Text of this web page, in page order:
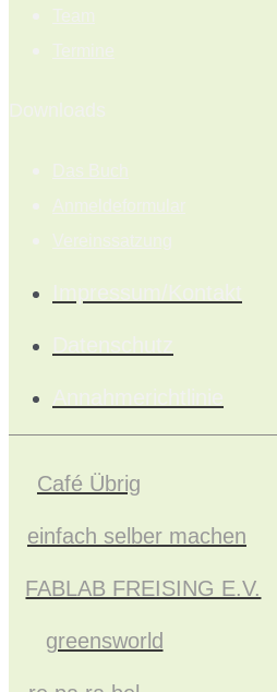
Team
Termine
Downloads
Das Buch
Anmeldeformular
Vereinssatzung
Impressum/Kontakt
Datenschutz
Annahmerichtlinie
Café Übrig
einfach selber machen
FABLAB FREISING E.V.
greensworld